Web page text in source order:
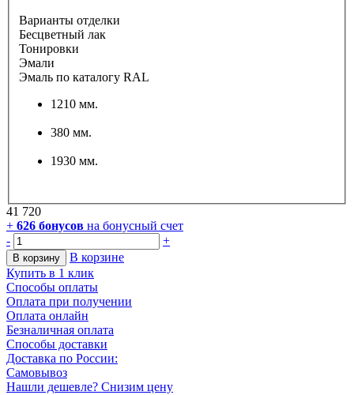
Варианты отделки
Бесцветный лак
Тонировки
Эмали
Эмаль по каталогу RAL
1210 мм.
380 мм.
1930 мм.
41 720
+ 626 бонусов на бонусный счет
-
+
В корзину
В корзине
Купить в 1 клик
Способы оплаты
Оплата при получении
Оплата онлайн
Безналичная оплата
Способы доставки
Доставка по России:
Самовывоз
Нашли дешевле? Снизим цену